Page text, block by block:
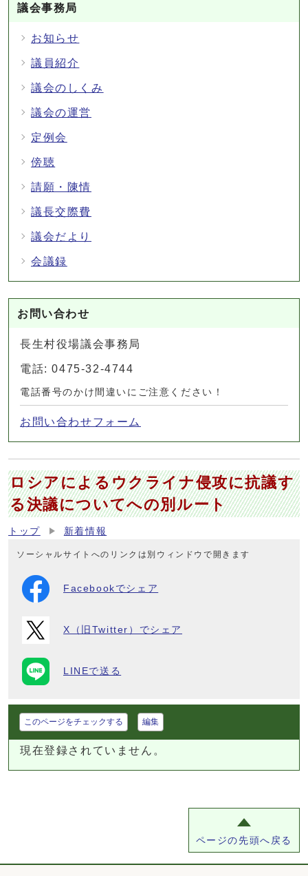
議会事務局
お知らせ
議員紹介
議会のしくみ
議会の運営
定例会
傍聴
請願・陳情
議長交際費
議会だより
会議録
お問い合わせ
長生村役場議会事務局
電話: 0475-32-4744
電話番号のかけ間違いにご注意ください！
お問い合わせフォーム
ロシアによるウクライナ侵攻に抗議す
る決議についてへの別ルート
トップ 新着情報
ソーシャルサイトへのリンクは別ウィンドウで開きます
Facebookでシェア
X（旧Twitter）でシェア
LINEで送る
このページをチェックする 編集
現在登録されていません。
ページの先頭へ戻る